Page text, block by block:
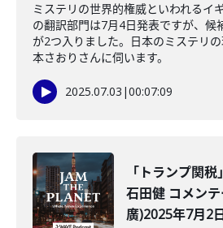
ミステリの世界的権威といわれるイ
の翻訳部門は7月4日発表ですが、候
が2つ入りました。日本のミステリ
本さおりさんに伺います。
2025.07.03 |00:07:09
「トランプ関
石田健 コメン
廣)2025年7月2